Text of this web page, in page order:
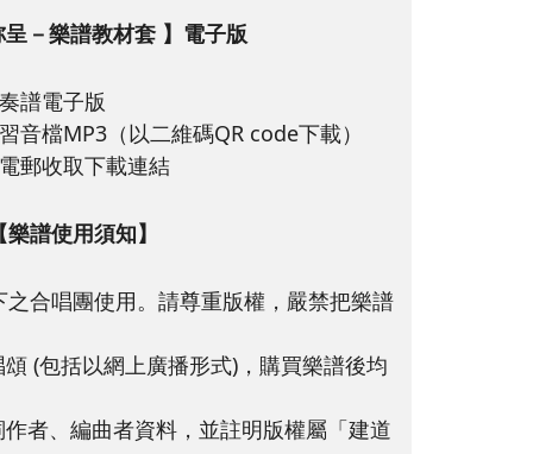
－樂譜教材套 】電子版
譜電子版
音檔MP3（以二維碼QR code下載）
郵收取下載連結
樂譜使用須知】
合唱團使用。請尊重版權，嚴禁把樂譜
(包括以網上廣播形式)，購買樂譜後均
者、編曲者資料，並註明版權屬「建道